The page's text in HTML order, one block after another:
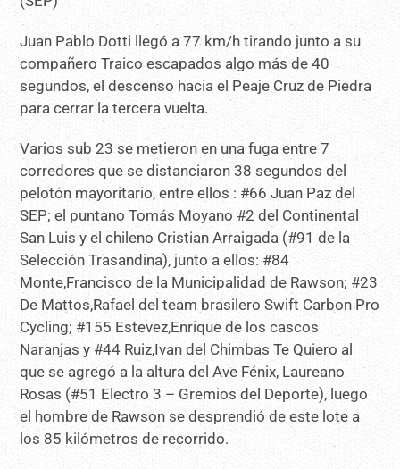
Juan Pablo Dotti llegó a 77 km/h tirando junto a su
compañero Traico escapados algo más de 40
segundos, el descenso hacia el Peaje Cruz de Piedra
para cerrar la tercera vuelta.
Varios sub 23 se metieron en una fuga entre 7
corredores que se distanciaron 38 segundos del
pelotón mayoritario, entre ellos : #66 Juan Paz del
SEP; el puntano Tomás Moyano #2 del Continental
San Luis y el chileno Cristian Arraigada (#91 de la
Selección Trasandina), junto a ellos: #84
Monte,Francisco de la Municipalidad de Rawson; #23
De Mattos,Rafael del team brasilero Swift Carbon Pro
Cycling; #155 Estevez,Enrique de los cascos
Naranjas y #44 Ruiz,Ivan del Chimbas Te Quiero al
que se agregó a la altura del Ave Fénix, Laureano
Rosas (#51 Electro 3 – Gremios del Deporte), luego
el hombre de Rawson se desprendió de este lote a
los 85 kilómetros de recorrido.